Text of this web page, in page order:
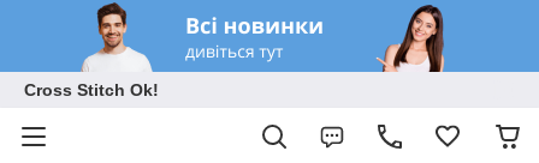
Cross Stitch Ok!